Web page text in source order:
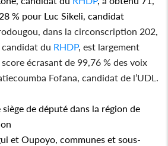
% pour Luc Sikeli, candidat
dans la circonscription 202,
du RHDP, est largement
écrasant de 99,76 % des voix
Fofana, candidat de l’UDL.
de député dans la région de
et Oupoyo, communes et sous-